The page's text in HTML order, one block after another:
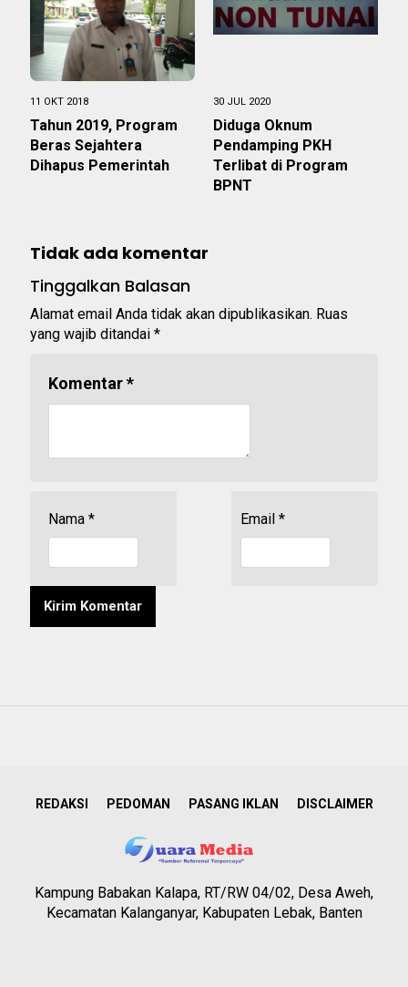
11 OKT 2018
Tahun 2019, Program
Beras Sejahtera
Dihapus Pemerintah
30 JUL 2020
Diduga Oknum
Pendamping PKH
Terlibat di Program
BPNT
Tidak ada komentar
Tinggalkan Balasan
Alamat email Anda tidak akan dipublikasikan. Ruas
yang wajib ditandai *
Komentar*
Nama * Email *
REDAKSI PEDOMAN PASANG IKLAN DISCLAIMER
Kampung Babakan Kalapa, RT/RW 04/02, Desa Aweh,
Kecamatan Kalanganyar, Kabupaten Lebak, Banten